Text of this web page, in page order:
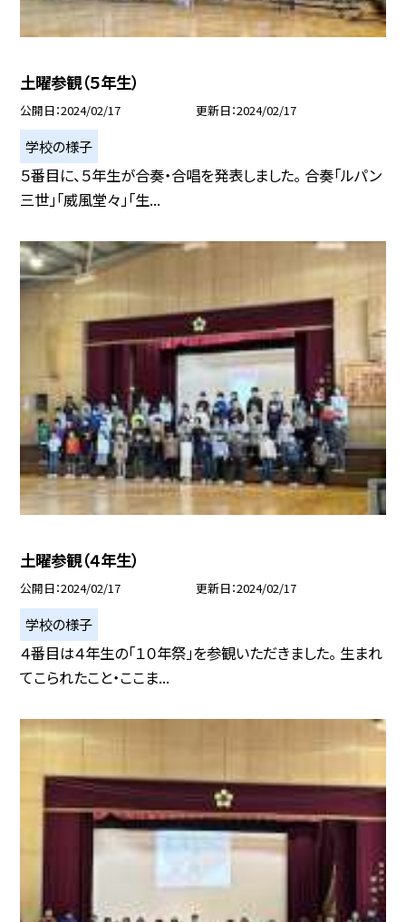
土曜参観（５年生）
公開日 2024/02/17 更新日 2024/02/17
学校の様子
５番目に、５年生が合奏・合唱を発表しました。 合奏「ルパン
三世」「威風堂々」「生...
土曜参観（４年生）
公開日 2024/02/17 更新日 2024/02/17
学校の様子
４番目は４年生の「１０年祭」を参観いただきました。 生まれ
てこられたこと・ここま...